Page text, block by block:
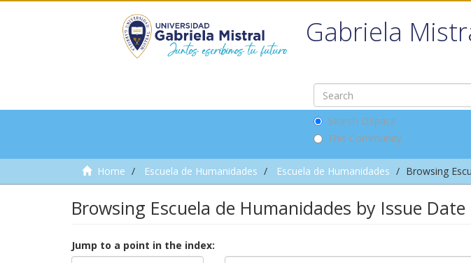
Gabriela
Search DSpace
This Community
Home Escuela de Humanidades Escuela de Humanidades Browsing
Browsing Escuela de Humanidades by Issue Date
Jump to a point in the index: